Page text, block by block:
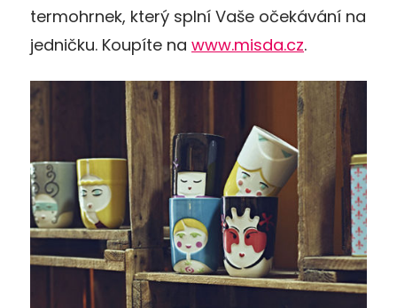
termohrnek, který splní Vaše očekávání na
jedničku. Koupíte na www.misda.cz.